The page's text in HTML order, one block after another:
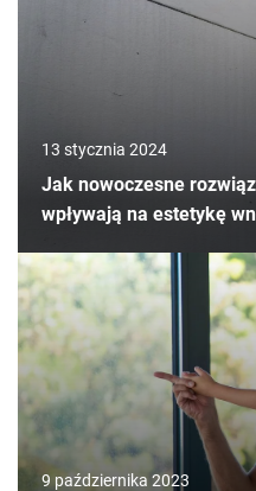
13 stycznia 2024
Jak nowoczesne
wpływają na estetykę
9 października 2023